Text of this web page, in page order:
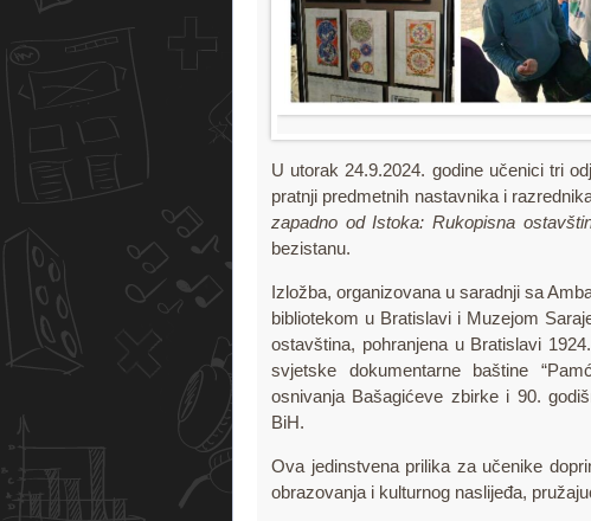
U utorak 24.9.2024. godine učenici tri
pratnji predmetnih nastavnika i
zapadno od Istoka: Rukopisna
bezistanu.
Izložba, organizovana u saradnji sa
bibliotekom u Bratislavi i Muzejom
ostavština, pohranjena u Bratislavi
svjetske dokumentarne baštine
osnivanja Bašagićeve zbirke i 90.
BiH.
Ova jedinstvena prilika za učenike
obrazovanja i kulturnog naslijeđa,